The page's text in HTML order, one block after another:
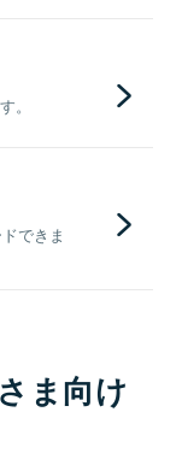
。
できま
ま向け